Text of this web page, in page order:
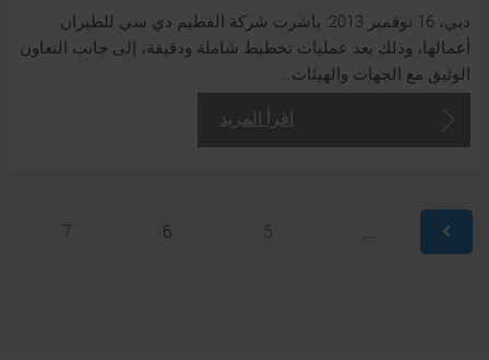
دبي، 16 نوفمبر 2013: باشرت شركة الفطيم دي سي للطيران
أعمالها، وذلك بعد عمليات تخطيط شاملة ودقيقة، إلى جانب التعاون
الوثيق مع الجهات والهيئات…
اقرأ المزيد
…
5
6
7
نصيحة
24/7
+971
4